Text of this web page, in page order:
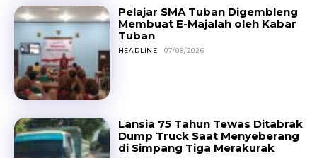
Pelajar SMA Tuban Digembleng
Membuat E-Majalah oleh Kabar
Tuban
HEADLINE 07/08/2026
Lansia 75 Tahun Tewas Ditabrak
Dump Truck Saat Menyeberang
di Simpang Tiga Merakurak